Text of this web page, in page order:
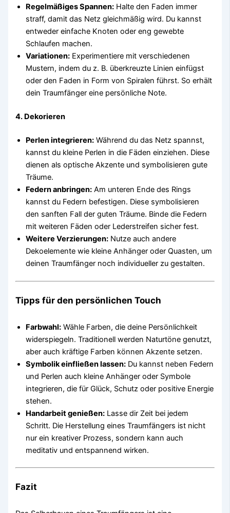
Regelmäßiges Spannen: Halte den Faden immer
straff, damit das Netz gleichmäßig wird. Du kannst
entweder einfache Knoten oder eng gewebte
Schlaufen machen.
Variationen: Experimentiere mit verschiedenen
Mustern, indem du z. B. überkreuzte Linien einfügst
oder den Faden in Form von Spiralen führst. So erhält
dein Traumfänger eine persönliche Note.
4. Dekorieren
Perlen integrieren: Während du das Netz spannst,
kannst du kleine Perlen in die Fäden einziehen. Diese
dienen als optische Akzente und symbolisieren gute
Träume.
Federn anbringen: Am unteren Ende des Rings
kannst du Federn befestigen. Diese symbolisieren
den sanften Fall der guten Träume. Binde die Federn
mit weiteren Fäden oder Lederstreifen sicher fest.
Weitere Verzierungen: Nutze auch andere
Dekoelemente wie kleine Anhänger oder Quasten, um
deinen Traumfänger noch individueller zu gestalten.
Tipps für den persönlichen Touch
Farbwahl: Wähle Farben, die deine Persönlichkeit
widerspiegeln. Traditionell werden Naturtöne genutzt,
aber auch kräftige Farben können Akzente setzen.
Symbolik einfließen lassen: Du kannst neben Federn
und Perlen auch kleine Anhänger oder Symbole
integrieren, die für Glück, Schutz oder positive Energie
stehen.
Handarbeit genießen: Lasse dir Zeit bei jedem
Schritt. Die Herstellung eines Traumfängers ist nicht
nur ein kreativer Prozess, sondern kann auch
meditativ und entspannend wirken.
Fazit